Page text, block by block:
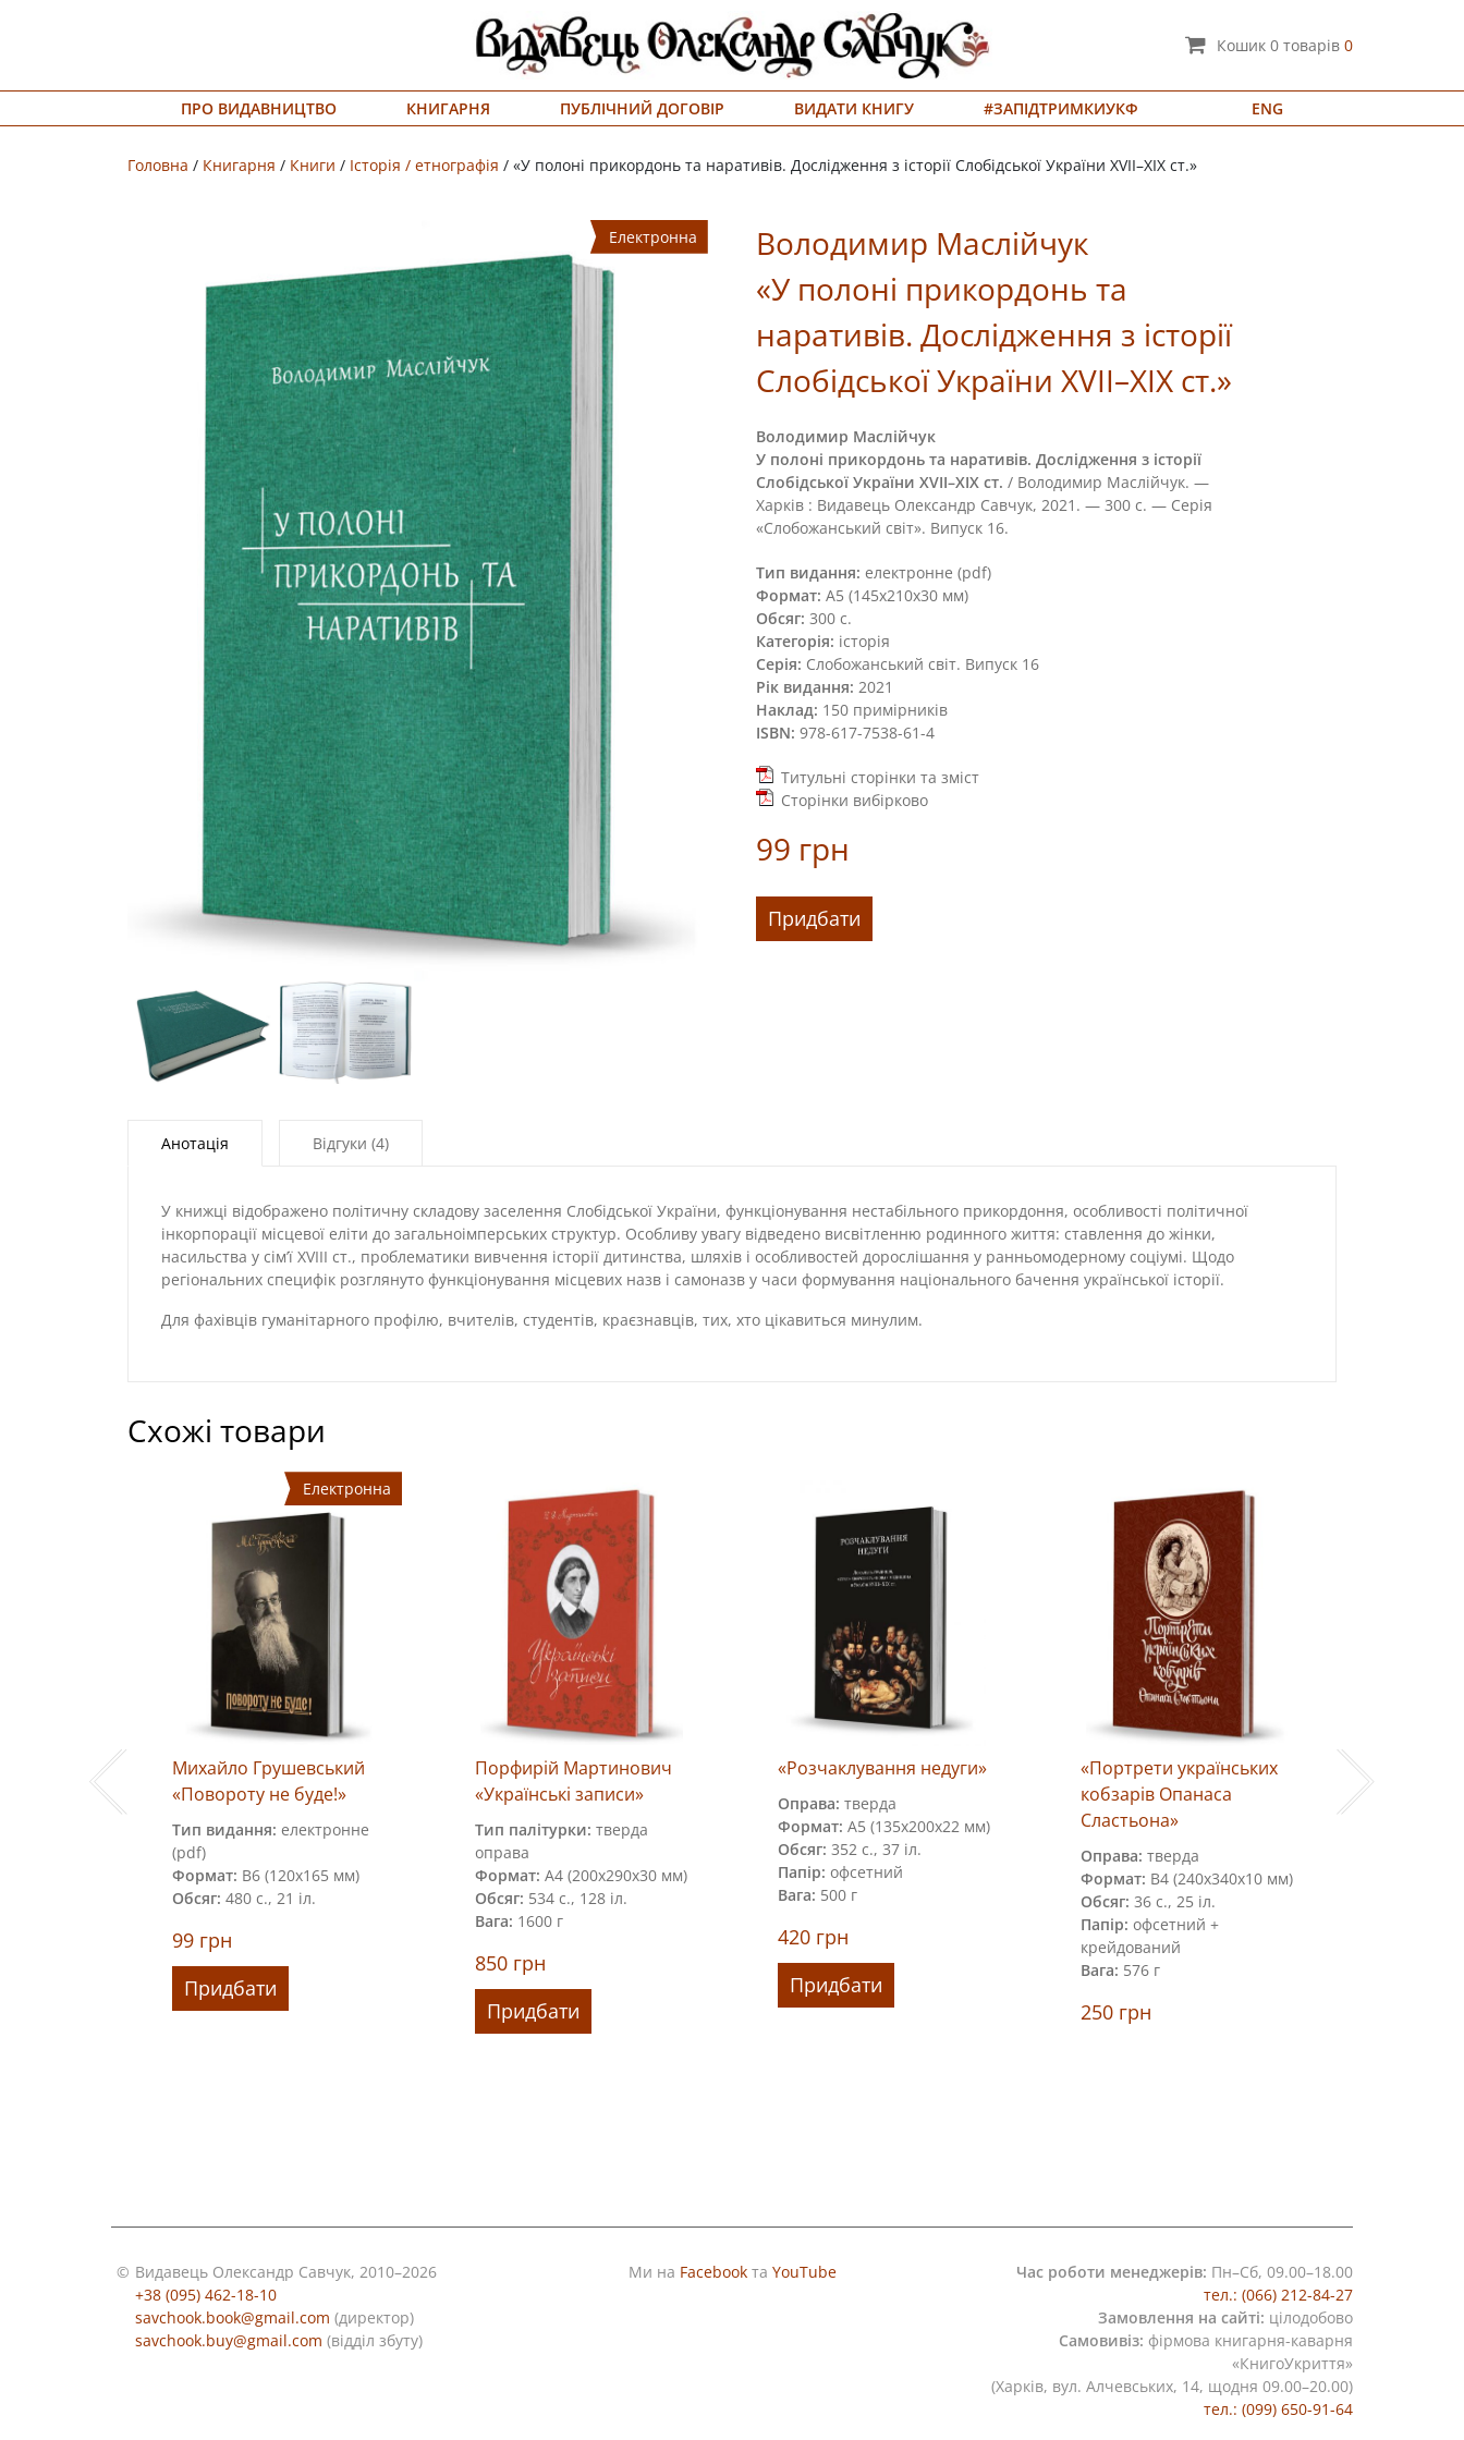
Кошик 0 товарів 0
ПРО ВИДАВНИЦТВО КНИГАРНЯ ПУБЛІЧНИЙ ДОГОВІР ВИДАТИ КНИГУ #ЗАПІДТРИМКИУКФ ENG
Головна / Книгарня / Книги / Історія / етнографія / «У полоні прикордонь та наративів. Дослідження з історії Слобідської України XVII–XIX cт.»
Електронна
Володимир Маслійчук
«У полоні прикордонь та
наративів. Дослідження з історії
Слобідської України XVII–XIX cт.»
Володимир Маслійчук
У полоні прикордонь та наративів. Дослідження з історії
Слобідської України XVII–XIX cт. / Володимир Маслійчук. —
Харків : Видавець Олександр Савчук, 2021. — 300 с. — Серія
«Слобожанський світ». Випуск 16.
Тип видання: електронне (pdf)
Формат: А5 (145х210х30 мм)
Обсяг: 300 с.
Категорія: історія
Серія: Слобожанський світ. Випуск 16
Рік видання: 2021
Наклад: 150 примірників
ISBN: 978-617-7538-61-4
Титульні сторінки та зміст
Сторінки вибірково
99 грн
полоні
кількість
Придбати
Анотація Відгуки (4)
У книжці відображено політичну складову заселення Слобідської України, функціонування нестабільного прикордоння, особливості політичної
інкорпорації місцевої еліти до загальноімперських структур. Особливу увагу відведено висвітленню родинного життя: ставлення до жінки,
насильства у сім’ї XVIII ст., проблематики вивчення історії дитинства, шляхів і особливостей дорослішання у ранньомодерному соціумі. Щодо
регіональних специфік розглянуто функціонування місцевих назв і самоназв у часи формування національного бачення української історії.
Для фахівців гуманітарного профілю, вчителів, студентів, краєзнавців, тих, хто цікавиться минулим.
Схожі товари
Михайло Грушевський
«Повороту не буде!»
Електронна
Тип видання: електронне
(pdf)
Формат: В6 (120х165 мм)
Обсяг: 480 с., 21 іл.
99 грн
Придбати
Порфирій Мартинович
«Українські записи»
Тип палітурки: тверда
оправа
Формат: А4 (200х290х30 мм)
Обсяг: 534 с., 128 іл.
Вага: 1600 г
850 грн
Придбати
«Розчаклування недуги»
Оправа: тверда
Формат: А5 (135х200х22 мм)
Обсяг: 352 с., 37 іл.
Папір: офсетний
Вага: 500 г
420 грн
Придбати
«Портрети українських
кобзарів Опанаса
Сластьона»
Оправа: тверда
Формат: В4 (240х340х10 мм)
Обсяг: 36 с., 25 іл.
Папір: офсетний +
крейдований
Вага: 576 г
250 грн
© Видавець Олександр Савчук, 2010–2026
+38 (095) 462-18-10
savchook.book@gmail.com (директор)
savchook.buy@gmail.com (відділ збуту)
Ми на Facebookта YouTube Час роботи менеджерів: Пн–Сб, 09.00–18.00
тел.: (066) 212-84-27
Замовлення на сайті: цілодобово
Самовивіз: фірмова книгарня-каварня
«КнигоУкриття»
(Харків, вул. Алчевських, 14, щодня 09.00–20.00)
тел.: (099) 650-91-64